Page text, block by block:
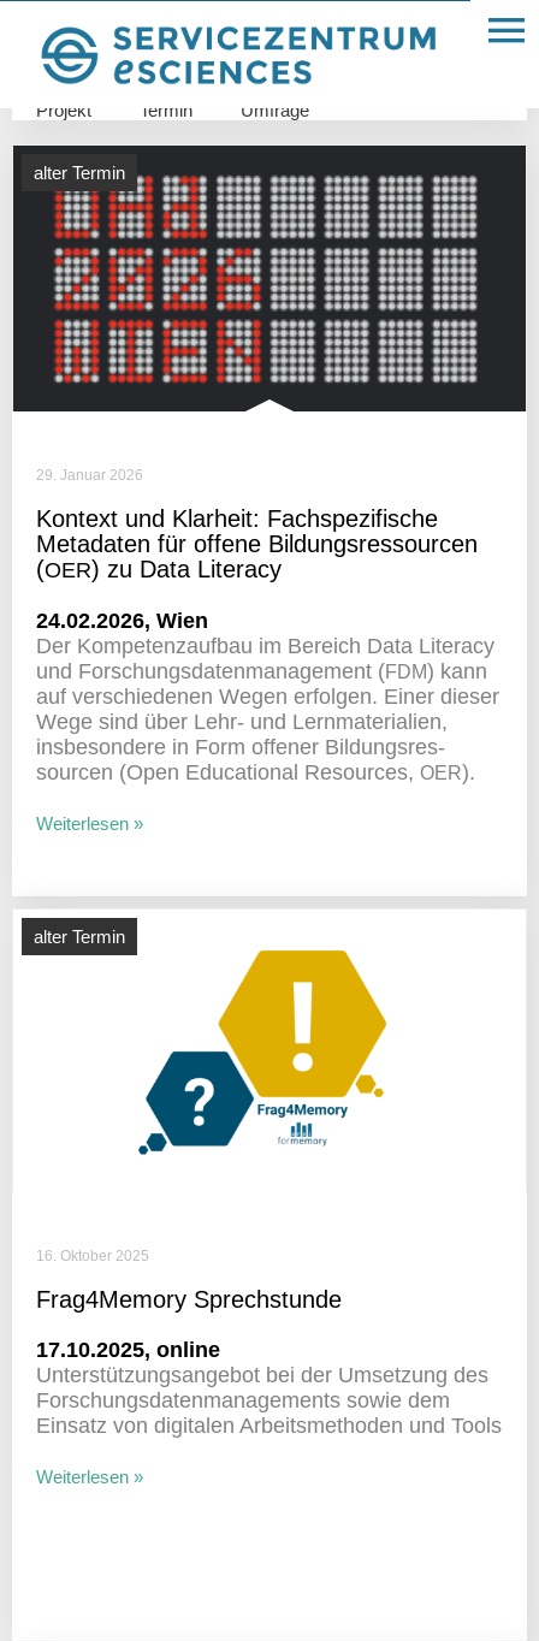
Allgemein FDM Glossar
Projekt
Termin Umfrage
alter Termin
29. Januar 2026
Kontext und Klar­heit: Fach­spe­zi­fi­sche
Meta­daten für offene Bildungs­res­sourcen
(OER) zu Data Literacy
24.02.2026, Wien
Der Kompe­tenz­aufbau im Bereich Data Literacy
und Forschungs­da­ten­ma­nage­ment (FDM) kann
auf verschie­denen Wegen erfolgen. Einer dieser
Wege sind über Lehr- und Lern­ma­te­ria­lien,
insbe­son­dere in Form offener Bildungs­res­
sourcen (Open Educa­tional Resources, OER).
Weiterlesen »
alter Termin
16. Oktober 2025
Frag4Memory Sprech­stunde
17.10.2025, online
Unter­stüt­zungs­an­gebot bei der Umset­zung des
Forschungs­da­ten­ma­nage­ments sowie dem
Einsatz von digi­talen Arbeits­me­thoden und Tools
Weiterlesen »